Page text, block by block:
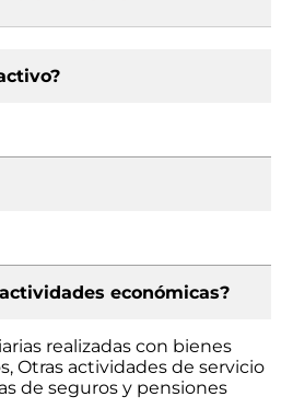
económicas?
realizadas con bienes
Otras actividades de servicio
de seguros y pensiones